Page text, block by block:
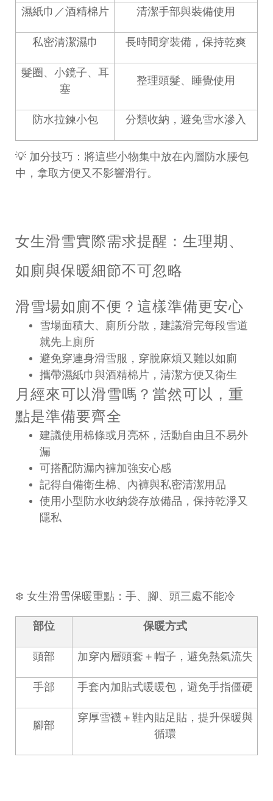
濕紙巾／酒精棉片 清潔手部與裝備使用
私密清潔濕巾 長時間穿裝備，保持乾爽
髮圈、小鏡子、耳
塞
整理頭髮、睡覺使用
防水拉鍊小包 分類收納，避免雪水滲入
💡 加分技巧：將這些小物集中放在內層防水腰包
中，拿取方便又不影響滑行。
女生滑雪實際需求提醒：生理期、
如廁與保暖細節不可忽略
滑雪場如廁不便？這樣準備更安心
雪場面積大、廁所分散，建議滑完每段雪道
就先上廁所
避免穿連身滑雪服，穿脫麻煩又難以如廁
攜帶濕紙巾與酒精棉片，清潔方便又衛生
月經來可以滑雪嗎？當然可以，重
點是準備要齊全
建議使用棉條或月亮杯，活動自由且不易外
漏
可搭配防漏內褲加強安心感
記得自備衛生棉、內褲與私密清潔用品
使用小型防水收納袋存放備品，保持乾淨又
隱私
❄️ 女生滑雪保暖重點：手、腳、頭三處不能冷
部位 保暖方式
頭部 加穿內層頭套＋帽子，避免熱氣流失
手部 手套內加貼式暖暖包，避免手指僵硬
腳部
穿厚雪襪＋鞋內貼足貼，提升保暖與
循環